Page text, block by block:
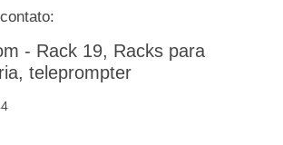
- Rack 19, Racks para
teleprompter